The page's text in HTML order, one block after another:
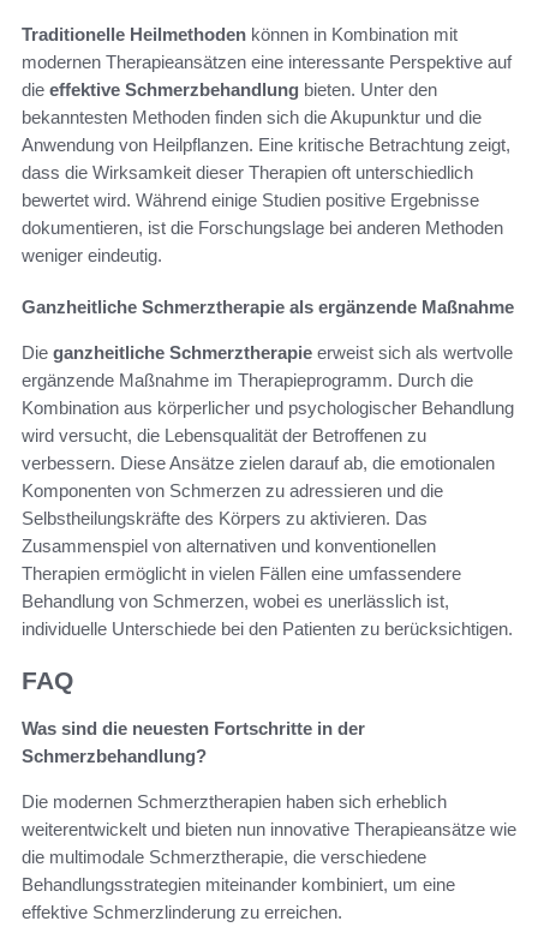
Traditionelle Heilmethoden können in Kombination mit
modernen Therapieansätzen eine interessante Perspektive auf
die effektive Schmerzbehandlung bieten. Unter den
bekanntesten Methoden finden sich die Akupunktur und die
Anwendung von Heilpflanzen. Eine kritische Betrachtung zeigt,
dass die Wirksamkeit dieser Therapien oft unterschiedlich
bewertet wird. Während einige Studien positive Ergebnisse
dokumentieren, ist die Forschungslage bei anderen Methoden
weniger eindeutig.
Ganzheitliche Schmerztherapie als ergänzende Maßnahme
Die ganzheitliche Schmerztherapie erweist sich als wertvolle
ergänzende Maßnahme im Therapieprogramm. Durch die
Kombination aus körperlicher und psychologischer Behandlung
wird versucht, die Lebensqualität der Betroffenen zu
verbessern. Diese Ansätze zielen darauf ab, die emotionalen
Komponenten von Schmerzen zu adressieren und die
Selbstheilungskräfte des Körpers zu aktivieren. Das
Zusammenspiel von alternativen und konventionellen
Therapien ermöglicht in vielen Fällen eine umfassendere
Behandlung von Schmerzen, wobei es unerlässlich ist,
individuelle Unterschiede bei den Patienten zu berücksichtigen.
FAQ
Was sind die neuesten Fortschritte in der
Schmerzbehandlung?
Die modernen Schmerztherapien haben sich erheblich
weiterentwickelt und bieten nun innovative Therapieansätze wie
die multimodale Schmerztherapie, die verschiedene
Behandlungsstrategien miteinander kombiniert, um eine
effektive Schmerzlinderung zu erreichen.